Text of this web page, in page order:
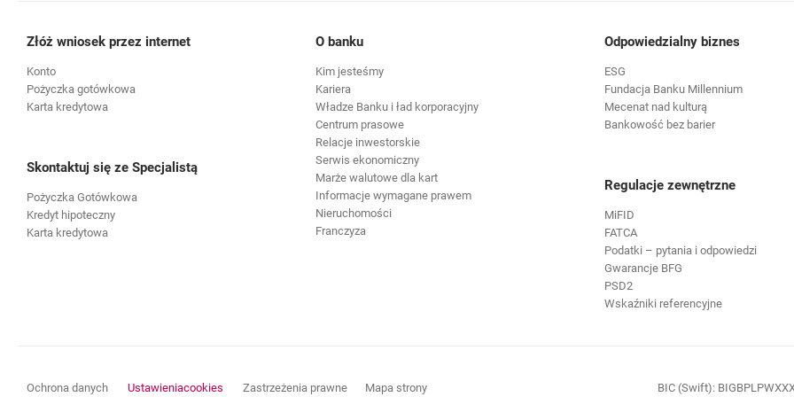
Złóż wniosek przez internet
Konto
Pożyczka gotówkowa
Karta kredytowa
Skontaktuj się ze Specjalistą
Pożyczka Gotówkowa
Kredyt hipoteczny
Karta kredytowa
O banku
Kim jesteśmy
Kariera
Władze Banku i ład korporacyjny
Centrum prasowe
Relacje inwestorskie
Serwis ekonomiczny
Marże walutowe dla kart
Informacje wymagane prawem
Nieruchomości
Franczyza
Odpowiedzialny biznes
ESG
Fundacja Banku Millennium
Mecenat nad kulturą
Bankowość bez barier
Regulacje zewnętrzne
MiFID
FATCA
Podatki – pytania i odpowiedzi
Gwarancje BFG
PSD2
Wskaźniki referencyjne
Ochrona danych
Ustawieniacookies Zastrzeżenia prawne
Mapa strony
BIC (Swift):